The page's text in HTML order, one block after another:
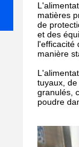
matières
de
et des
l'efficacité
manière
tuyaux,
granulés,
poudre